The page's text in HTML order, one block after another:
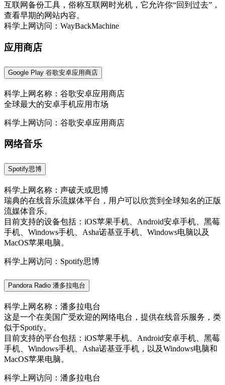
互联网备份工具，俗称互联网时光机，它允许你“回到过去”，
查看早期的网站内容。
科学上网访问：WayBackMachine
应用商店
Google Play 谷歌安卓应用商店
科学上网名称：谷歌安卓应用商店
全球最大的安卓手机应用市场
科学上网访问：谷歌安卓应用商店
网络音乐
Spotify思博
科学上网名称：声破天或思博
瑞典的在线音乐流媒体平台，用户可以欣赏到全球知名的正版
流媒体音乐。
目前支持的设备包括：iOS苹果手机、Android安卓手机、黑莓
手机、Windows手机、Asha诺基亚手机、Windows电脑以及
MacOS苹果电脑。
科学上网访问：Spotify思博
Pandora Radio 潘多拉电台
科学上网名称：潘多拉电台
这是一个在美国广受欢迎的网络电台，提供在线音乐服务，类
似于Spotify。
目前支持的平台包括：iOS苹果手机、Android安卓手机、黑莓
手机、Windows手机、Asha诺基亚手机，以及Windows电脑和
MacOS苹果电脑。
科学上网访问：潘多拉电台